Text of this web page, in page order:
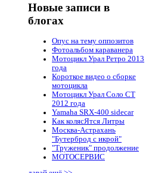
Новые записи в
блогах
Опус на тему оппозитов
Фотоальбом караванера
Мотоцикл Урал Ретро 2013
года
Короткое видео о сборке
мотоцикла
Мотоцикл Урал Соло СТ
2012 года
Yamaha SRX-400 sidecar
Как колясЯтся Литры
Москва-Астрахань
"Бутерброд с икрой"
"Труженик" продолжение
МОТОСЕРВИС